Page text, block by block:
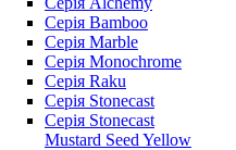
Серія Bamboo
Серія Marble
Серія Monochrome
Серія Raku
Серія Stonecast
Серія Stonecast
Mustard Seed Yellow